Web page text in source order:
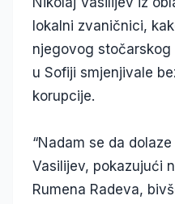
lokalni zvaničnici,
njegovog stočarskog
u Sofiji smjenjivale
korupcije.
“Nadam se da
Vasilijev, pokazujući
Rumena Radeva,